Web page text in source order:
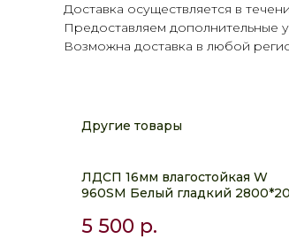
Доставка осуществляется в
Предоставляем дополнительные
Возможна доставка в любой
Другие товары
ЛДСП 16мм влагостойкая W
960SM Белый гладкий
5 500 р.